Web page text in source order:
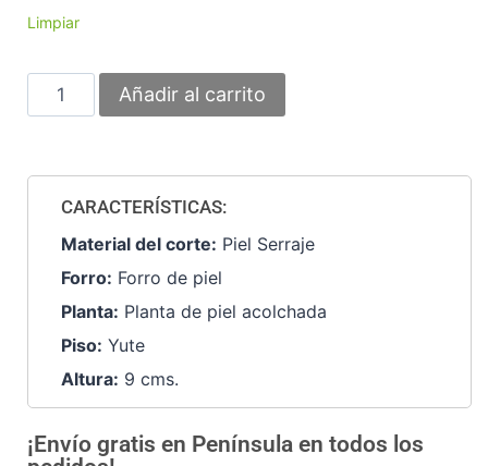
Limpiar
Añadir al carrito
CARACTERÍSTICAS:
Material del corte: Piel Serraje
Forro: Forro de piel
Planta: Planta de piel acolchada
Piso: Yute
Altura: 9 cms.
¡Envío gratis en Península en todos los